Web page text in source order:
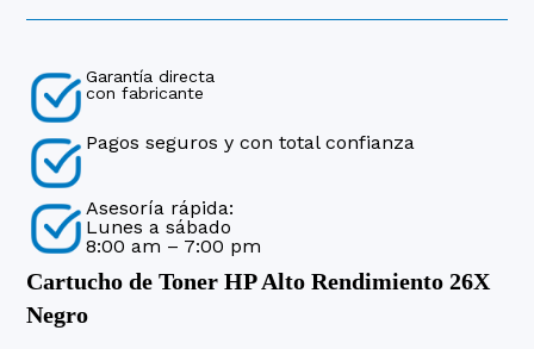
Garantía directa
con fabricante
Pagos seguros y con total confianza
Asesoría rápida:
Lunes a sábado
8:00 am – 7:00 pm
Cartucho de Toner HP Alto Rendimiento 26X
Negro